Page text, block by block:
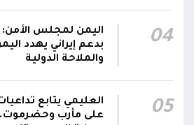
04
اليمن لمجلس الأمن:
بدعم إيراني يهدد
والملاحة الدولية
05
العليمي يتابع
على مأرب وحضرموت..